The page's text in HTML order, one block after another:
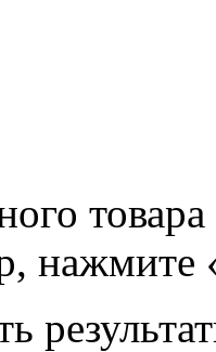
нажмите